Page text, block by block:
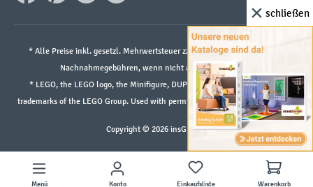
Menü Konto Einkaufsliste Warenkorb
* Alle Preise inkl. gesetzl. Mehrwertsteuer zzgl.Versandkostenund ggf.
Nachnahmegebühren, wenn nicht anders angegeben.
* LEGO, the LEGO logo, the Minifigure, DUPLO, and the SPIKE logo are
trademarks of the LEGO Group. Used with permission. ©2026 The LEGO Group
Copyright © 2026 insGraf.de
schließen